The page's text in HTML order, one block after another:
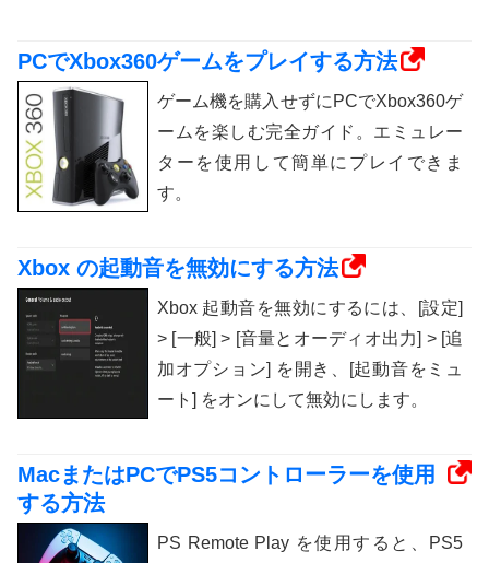
PCでXbox360ゲームをプレイする方法
ゲーム機を購入せずにPCでXbox360ゲ
ームを楽しむ完全ガイド。エミュレー
ターを使用して簡単にプレイできま
す。
Xbox の起動音を無効にする方法
Xbox 起動音を無効にするには、[設定]
> [一般] > [音量とオーディオ出力] > [追
加オプション] を開き、[起動音をミュ
ート] をオンにして無効にします。
MacまたはPCでPS5コントローラーを使用
する方法
PS Remote Play を使用すると、PS5